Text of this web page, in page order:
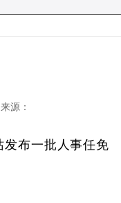
源：
布一批人事任免